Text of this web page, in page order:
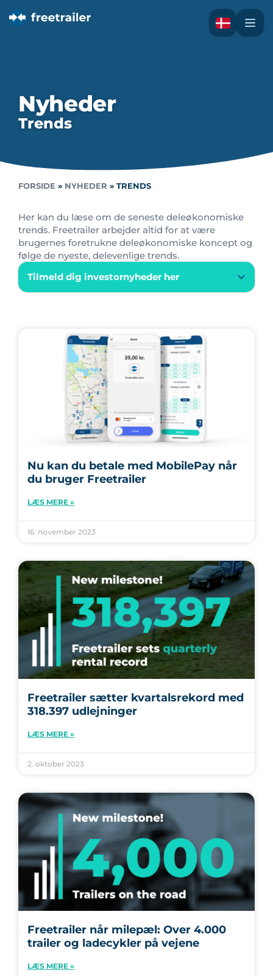
Nyheder
Trends
FORSIDE » NYHEDER » TRENDS
Her kan du læse om de seneste deleøkonomiske
trends. Freetrailer arbejder altid for at være
brugernes foretrukne deleøkonomiske koncept og
følge de nyeste, delevenlige trends.
Tilmeld dig investornyheder her
Nu kan du betale med MobilePay når
du bruger Freetrailer
LÆS MERE »
16. november 2023
Freetrailer sætter kvartalsrekord med
318.397 udlejninger
LÆS MERE »
2. oktober 2023
Freetrailer når milepæl: Over 4.000
trailer og ladecykler på vejene
LÆS MERE »